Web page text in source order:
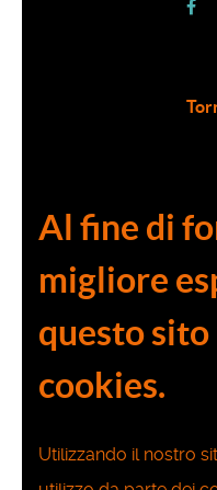
Al fine di
migliore
questo
cookies.
Utilizzando il nostro